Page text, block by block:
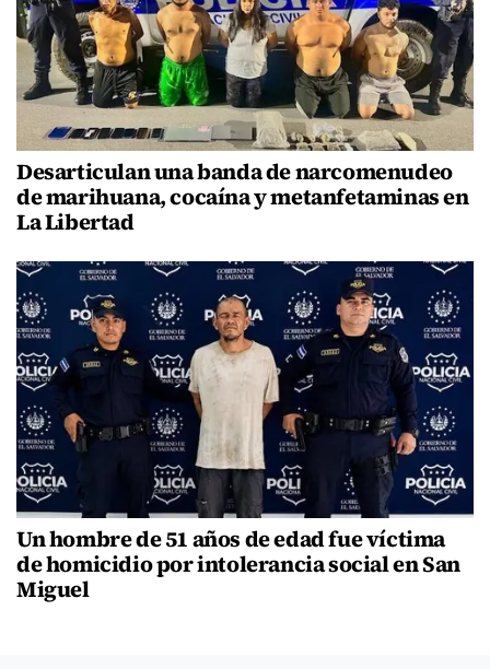
Desarticulan una banda de narcomenudeo
de marihuana, cocaína y metanfetaminas en
La Libertad
Un hombre de 51 años de edad fue víctima
de homicidio por intolerancia social en San
Miguel